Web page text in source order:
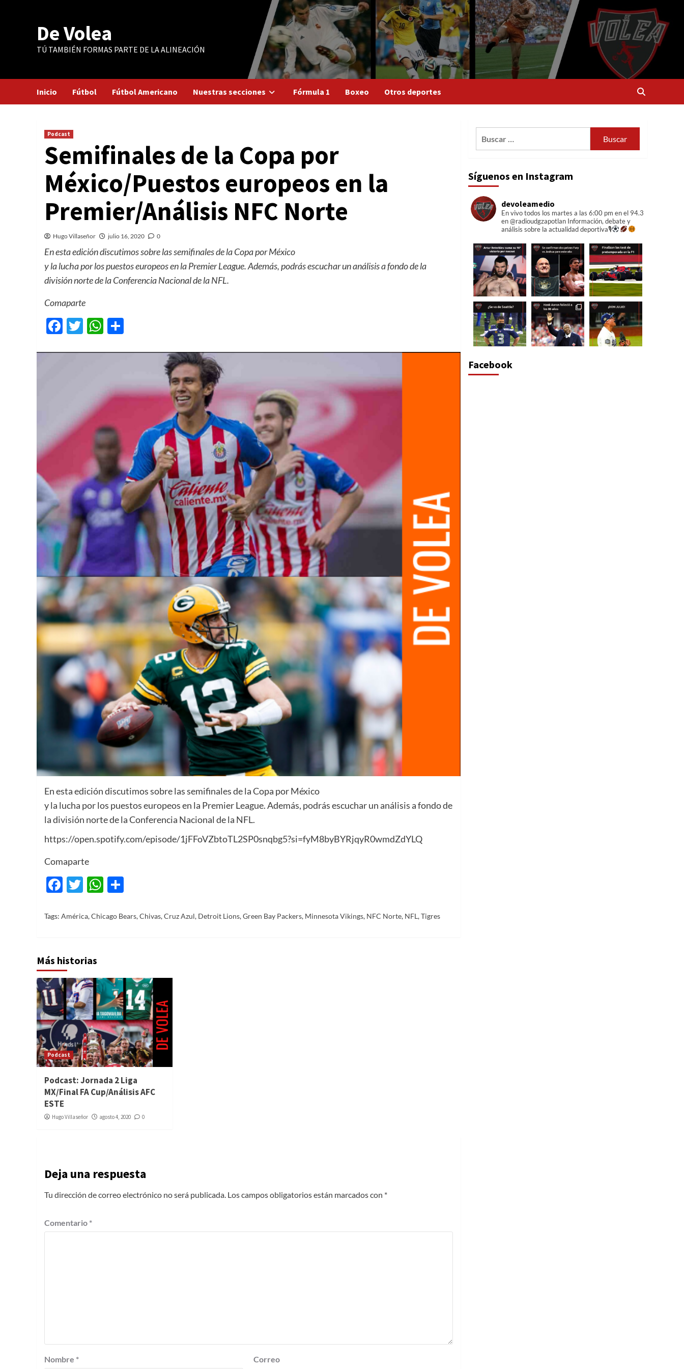
De Volea
TÚ TAMBIÉN FORMAS PARTE DE LA ALINEACIÓN
Inicio Fútbol Fútbol Americano Nuestras secciones Fórmula 1 Boxeo Otros deportes
Podcast
Semifinales de la Copa por
México/Puestos europeos en la
Premier/Análisis NFC Norte
Hugo Villaseñor julio 16, 2020 0
En esta edición discutimos sobre las semifinales de la Copa por México
y la lucha por los puestos europeos en la Premier League. Además, podrás escuchar un análisis a fondo de la
división norte de la Conferencia Nacional de la NFL.
Comaparte
Facebook
TwitterWhatsApp
En esta edición discutimos sobre las semifinales de la Copa por México
y la lucha por los puestos europeos en la Premier League. Además, podrás escuchar un análisis a fondo de
la división norte de la Conferencia Nacional de la NFL.
https://open.spotify.com/episode/1jFFoVZbtoTL2SP0snqbg5?si=fyM8byBYRjqyR0wmdZdYLQ
Comaparte
Facebook
TwitterWhatsApp
Tags: América,Chicago Bears,Chivas,Cruz Azul, Detroit Lions,Green Bay Packers, Minnesota Vikings, NFC Norte, NFL,Tigres
Más historias
Podcast
Podcast: Jornada 2 Liga
MX/Final FA Cup/Análisis AFC
ESTE
Hugo Villaseñor agosto 4, 2020 0
Deja una respuesta
Tu dirección de correo electrónico no será publicada. Los campos obligatorios están marcados con *
Comentario *
Nombre *
Correo
Síguenos en Instagram
devoleamedio
En vivo todos los martes a las 6:00 pm en el 94.3
en @radioudgzapotlanInformación, debate y
análisis sobre la actualidad deportiva🎙
Facebook